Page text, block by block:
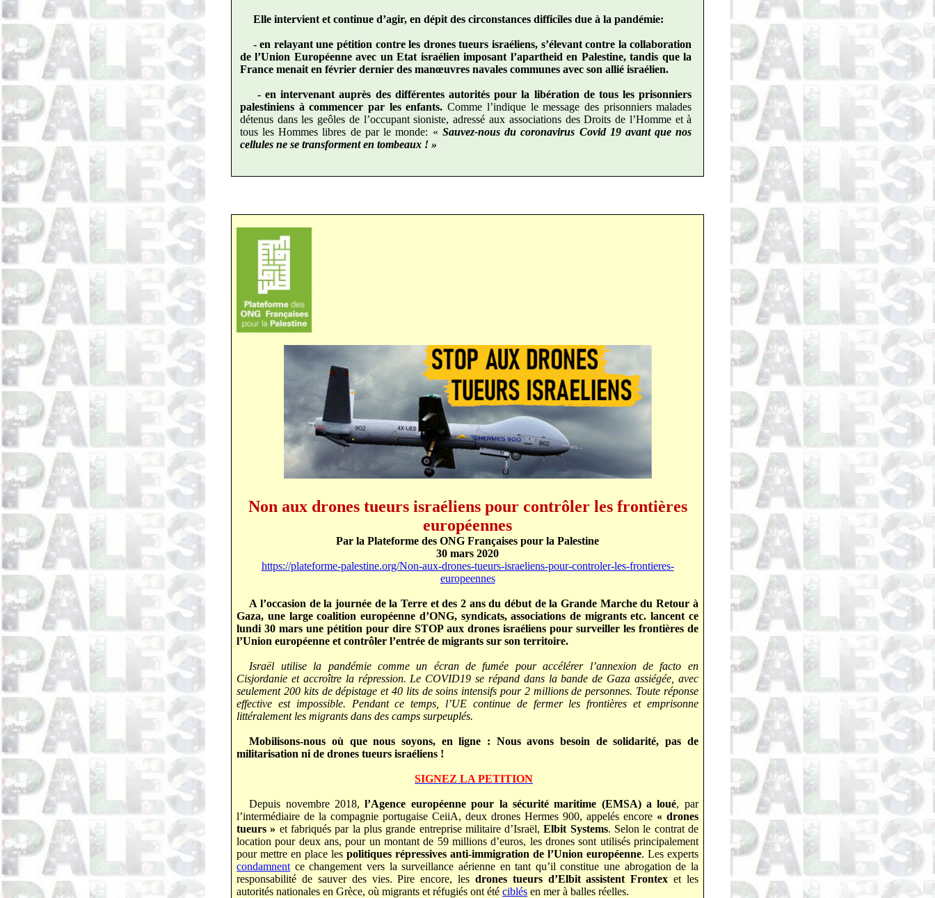
Elle intervient et continue d’agir, en dépit des circonstances difficiles due à la pandémie:
- en relayant une pétition contre les drones tueurs israéliens, s’élevant contre la collaboration
de l’Union Européenne avec un Etat israélien imposant l’apartheid en Palestine, tandis que la
France menait en février dernier des manœuvres navales communes avec son allié israélien.
- en intervenant auprès des différentes autorités pour la libération de tous les prisonniers
palestiniens à commencer par les enfants. Comme l’indique le message des prisonniers malades
détenus dans les geôles de l’occupant sioniste, adressé aux associations des Droits de l’Homme et à
tous les Hommes libres de par le monde: « Sauvez-nous du coronavirus Covid 19 avant que nos
cellules ne se transforment en tombeaux ! »
Non aux drones tueurs israéliens pour contrôler les frontières
européennes
Par la Plateforme des ONG Françaises pour la Palestine
30 mars 2020
https://plateforme-palestine.org/Non-aux-drones-tueurs-israeliens-pour-controler-les-frontieres-
europeennes
A l’occasion de la journée de la Terre et des 2 ans du début de la Grande Marche du Retour à
Gaza, une large coalition européenne d’ONG, syndicats, associations de migrants etc. lancent ce
lundi 30 mars une pétition pour dire STOP aux drones israéliens pour surveiller les frontières de
l’Union européenne et contrôler l’entrée de migrants sur son territoire.
Israël utilise la pandémie comme un écran de fumée pour accélérer l’annexion de facto en
Cisjordanie et accroître la répression. Le COVID19 se répand dans la bande de Gaza assiégée, avec
seulement 200 kits de dépistage et 40 lits de soins intensifs pour 2 millions de personnes. Toute réponse
effective est impossible. Pendant ce temps, l’UE continue de fermer les frontières et emprisonne
littéralement les migrants dans des camps surpeuplés.
Mobilisons-nous où que nous soyons, en ligne : Nous avons besoin de solidarité, pas de
militarisation ni de drones tueurs israéliens !
SIGNEZ LA PETITION
Depuis novembre 2018,l’Agence européenne pour la sécurité maritime (EMSA) a loué, par
l’intermédiaire de la compagnie portugaise CeiiA, deux drones Hermes 900, appelés encore « drones
tueurs » et fabriqués par la plus grande entreprise militaire d’Israël,Elbit Systems. Selon le contrat de
location pour deux ans, pour un montant de 59 millions d’euros, les drones sont utilisés principalement
pour mettre en place lespolitiques répressives anti-immigration de l’Union européenne. Les experts
condamnent ce changement vers la surveillance aérienne en tant qu’il constitue une abrogation de la
responsabilité de sauver des vies. Pire encore, les drones tueurs d’Elbit assistent Frontex et les
autorités nationales en Grèce, où migrants et réfugiés ont étéciblés en mer à balles réelles.